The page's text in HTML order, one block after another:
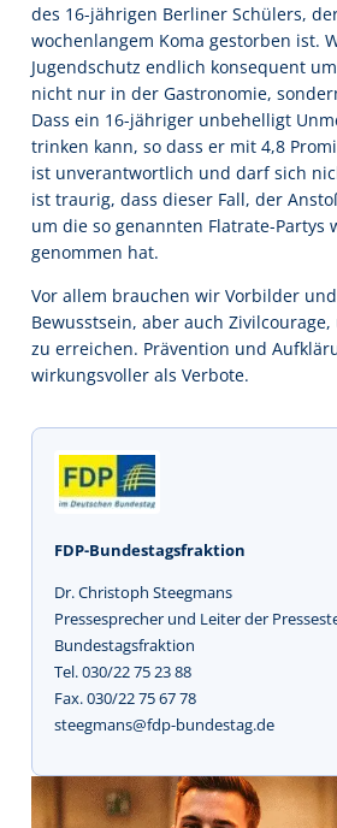
des 16-jährigen Berliner Schülers,
wochenlangem Koma gestorben ist.
Jugendschutz endlich konsequent
nicht nur in der Gastronomie,
Dass ein 16-jähriger unbehelligt
trinken kann, so dass er mit 4,8
ist unverantwortlich und darf sich
ist traurig, dass dieser Fall, der
um die so genannten Flatrate-Partys
genommen hat.
Vor allem brauchen wir Vorbilder
Bewusstsein, aber auch
zu erreichen. Prävention und
wirkungsvoller als Verbote.
FDP-Bundestagsfraktion
Dr. Christoph Steegmans
Pressesprecher und Leiter der
Bundestagsfraktion
Tel. 030/22 75 23 88
Fax. 030/22 75 67 78
steegmans@fdp-bundestag.de